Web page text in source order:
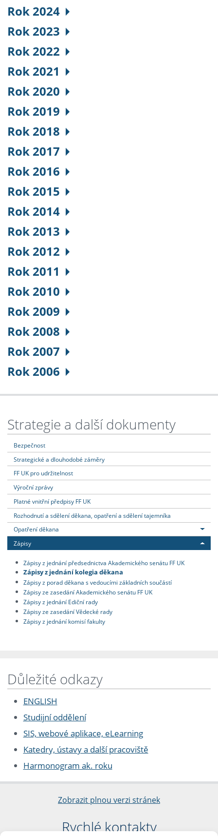
Rok 2024
Rok 2023
Rok 2022
Rok 2021
Rok 2020
Rok 2019
Rok 2018
Rok 2017
Rok 2016
Rok 2015
Rok 2014
Rok 2013
Rok 2012
Rok 2011
Rok 2010
Rok 2009
Rok 2008
Rok 2007
Rok 2006
Strategie a další dokumenty
Bezpečnost
Strategické a dlouhodobé záměry
FF UK pro udržitelnost
Výroční zprávy
Platné vnitřní předpisy FF UK
Rozhodnutí a sdělení děkana, opatření a sdělení tajemníka
Opatření děkana
Zápisy
Zápisy z jednání předsednictva Akademického senátu FF UK
Zápisy z jednání kolegia děkana
Zápisy z porad děkana s vedoucími základních součástí
Zápisy ze zasedání Akademického senátu FF UK
Zápisy z jednání Ediční rady
Zápisy ze zasedání Vědecké rady
Zápisy z jednání komisí fakulty
Důležité odkazy
ENGLISH
Studijní oddělení
SIS, webové aplikace, eLearning
Katedry, ústavy a další pracoviště
Harmonogram ak. roku
Zobrazit plnou verzi stránek
Rychlé kontakty